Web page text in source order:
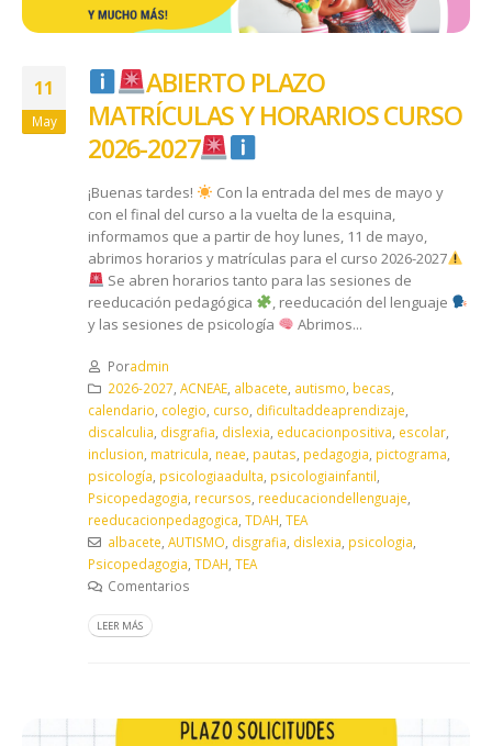
11
May
ABIERTO PLAZO
MATRÍCULAS Y HORARIOS CURSO
2026-2027
¡Buenas tardes!
Con la entrada del mes de mayo y
con el final del curso a la vuelta de la esquina,
informamos que a partir de hoy lunes, 11 de mayo,
abrimos horarios y matrículas para el curso 2026-2027
Se abren horarios tanto para las sesiones de
reeducación pedagógica
, reeducación del lenguaje
y las sesiones de psicología
Abrimos...
Poradmin
2026-2027, ACNEAE, albacete, autismo, becas,
calendario, colegio, curso, dificultaddeaprendizaje,
discalculia, disgrafia, dislexia, educacionpositiva, escolar,
inclusion, matricula, neae, pautas, pedagogia, pictograma,
psicología, psicologiaadulta, psicologiainfantil,
Psicopedagogia, recursos, reeducaciondellenguaje,
reeducacionpedagogica, TDAH, TEA
albacete, AUTISMO, disgrafia, dislexia, psicologia,
Psicopedagogia, TDAH, TEA
Comentarios
LEER MÁS